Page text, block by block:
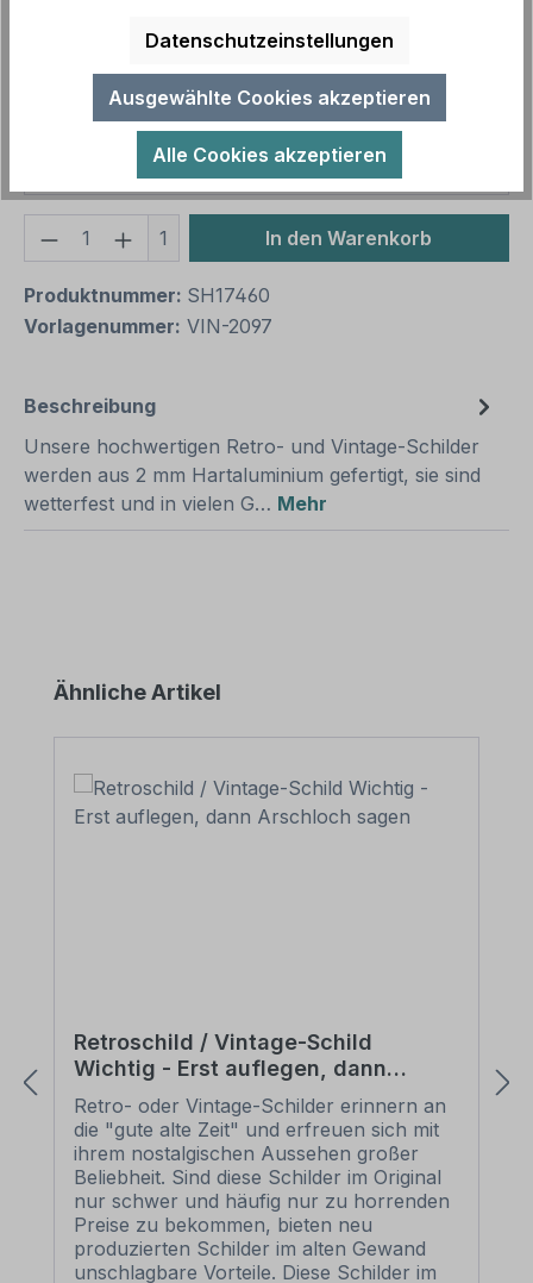
Gesamtpreis
12,50 €
Preise inkl. MwSt. zzgl. Versandkosten
Aufgrund von Neuberechnungen im Warenkorb sind
abweichende Endpreise möglich.
Produkt Anzahl: Gib den
1 In den Warenkorb
Produktnummer: SH17460
Vorlagenummer: VIN-2097
Beschreibung
Unsere hochwertigen Retro- und Vintage-Schilder
werden aus 2 mm Hartaluminium gefertigt, sie sind
wetterfest und in vielen G… Mehr
Produktgalerie überspringen
Ähnliche Artikel
Retroschild / Vintage-Schild
Wichtig - Erst auflegen, dann
Arschloch sagen
Retro- oder Vintage-Schilder erinnern an
die "gute alte Zeit" und erfreuen sich mit
ihrem nostalgischen Aussehen großer
Beliebheit. Sind diese Schilder im Original
nur schwer und häufig nur zu horrenden
Preise zu bekommen, bieten neu
produzierten Schilder im alten Gewand
unschlagbare Vorteile. Diese Schilder im
Datenschutzeinstellungen
Ausgewählte Cookies akzeptieren
Alle Cookies akzeptieren